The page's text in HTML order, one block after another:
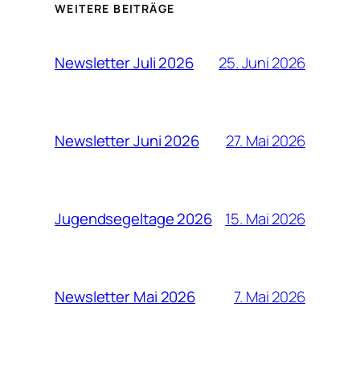
WEITERE BEITRÄGE
Newsletter Juli 2026 25. Juni 2026
Newsletter Juni 2026 27. Mai 2026
Jugendsegeltage 2026 15. Mai 2026
Newsletter Mai 2026 7. Mai 2026